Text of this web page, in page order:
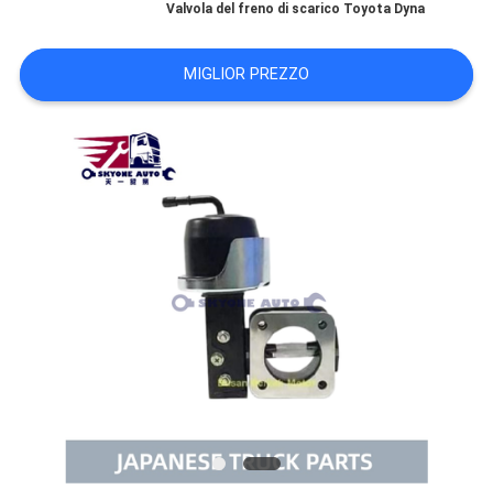
DEL
SITO
PRIVACY
Valvola del freno di scarico Toyota Dyna
MIGLIOR PREZZO